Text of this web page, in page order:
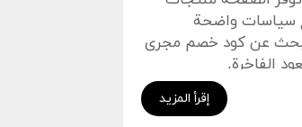
إقرأ المزيد
سياسات واضحة
عن كود خصم مجرى